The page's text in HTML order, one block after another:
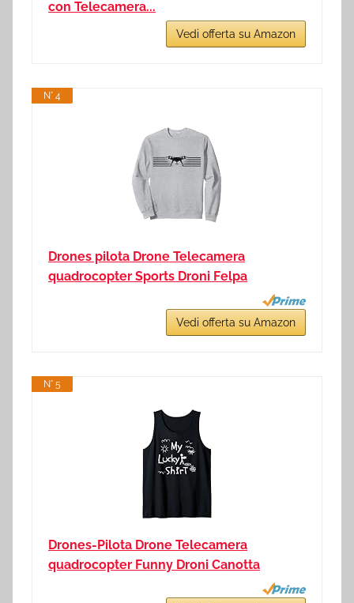
con Telecamera...
Vedi offerta su Amazon
N° 4
Drones pilota Drone Telecamera
quadrocopter Sports Droni Felpa
Vedi offerta su Amazon
N° 5
Drones-Pilota Drone Telecamera
quadrocopter Funny Droni Canotta